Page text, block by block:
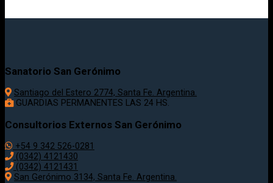
Sanatorio San Gerónimo
Santiago del Estero 2774, Santa Fe. Argentina.
GUARDIAS PERMANENTES LAS 24 HS.
Consultorios Externos San Gerónimo
+54 9 342 526-0281
(0342) 4121430
(0342) 4121431
San Gerónimo 3134, Santa Fe. Argentina.